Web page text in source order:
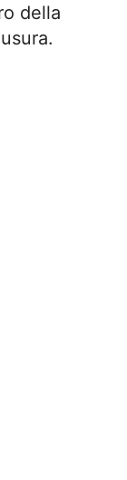
della